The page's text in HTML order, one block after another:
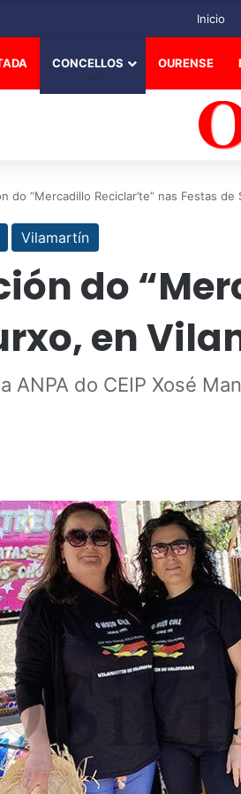
Inicio
CONCELLOS OURENSE
do “Mercadillo Reciclar’te” nas Festas
Vilamartín
do
en
ANPA do CEIP Xosé